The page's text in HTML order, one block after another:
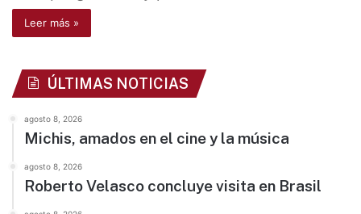
Leer más »
ÚLTIMAS NOTICIAS
agosto 8, 2026
Michis, amados en el cine y la música
agosto 8, 2026
Roberto Velasco concluye visita en Brasil